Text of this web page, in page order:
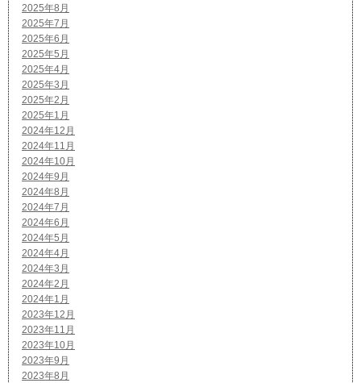
2025年8月
2025年7月
2025年6月
2025年5月
2025年4月
2025年3月
2025年2月
2025年1月
2024年12月
2024年11月
2024年10月
2024年9月
2024年8月
2024年7月
2024年6月
2024年5月
2024年4月
2024年3月
2024年2月
2024年1月
2023年12月
2023年11月
2023年10月
2023年9月
2023年8月